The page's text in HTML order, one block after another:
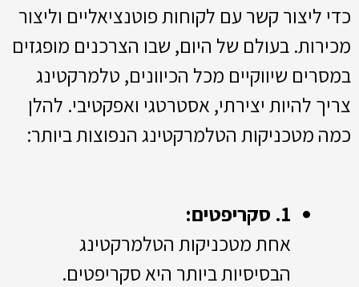
כדי ליצור קשר עם לקוחות פוטנציאליים וליצור
מכירות. בעולם של היום, שבו הצרכנים מופגזים
במסרים שיווקיים מכל הכיוונים, טלמרקטינג
צריך להיות יצירתי, אסטרטגי ואפקטיבי. להלן
כמה מטכניקות הטלמרקטינג הנפוצות ביותר:
1. סקריפטים:
אחת מטכניקות הטלמרקטינג
הבסיסיות ביותר היא סקריפטים.